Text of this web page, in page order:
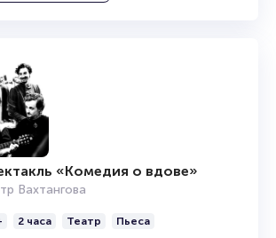
«Комедия о вдове»
Вахтангова
2 часа Театр Пьеса